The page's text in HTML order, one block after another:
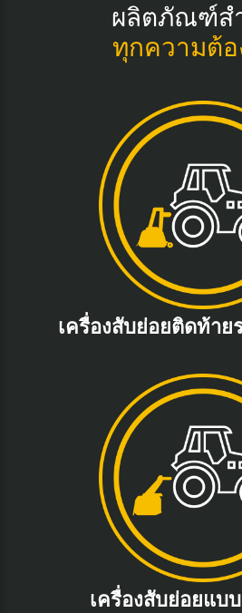
ผลิตภัณฑ์ส
ทุกความต้อ
เครื่องสับย่อยติดท้าย
เครื่องสับย่อยแบ